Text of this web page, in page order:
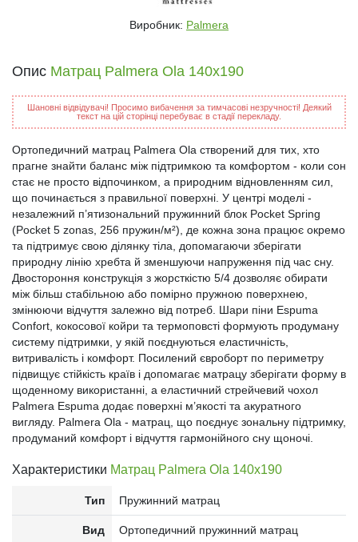
Виробник: Palmera
Опис Матрац Palmera Ola 140x190
Шановні відвідувачі! Просимо вибачення за тимчасові незручності! Деякий
текст на цій сторінці перебуває в стадії перекладу.
Ортопедичний матрац Palmera Ola створений для тих, хто
прагне знайти баланс між підтримкою та комфортом - коли сон
стає не просто відпочинком, а природним відновленням сил,
що починається з правильної поверхні. У центрі моделі -
незалежний п’ятизональний пружинний блок Pocket Spring
(Pocket 5 zonas, 256 пружин/м²), де кожна зона працює окремо
та підтримує свою ділянку тіла, допомагаючи зберігати
природну лінію хребта й зменшуючи напруження під час сну.
Двостороння конструкція з жорсткістю 5/4 дозволяє обирати
між більш стабільною або помірно пружною поверхнею,
змінюючи відчуття залежно від потреб. Шари піни Espuma
Confort, кокосової койри та термоповсті формують продуману
систему підтримки, у якій поєднуються еластичність,
витривалість і комфорт. Посилений євроборт по периметру
підвищує стійкість країв і допомагає матрацу зберігати форму в
щоденному використанні, а еластичний стрейчевий чохол
Palmera Espuma додає поверхні м’якості та акуратного
вигляду. Palmera Ola - матрац, що поєднує зональну підтримку,
продуманий комфорт і відчуття гармонійного сну щоночі.
Характеристики Матрац Palmera Ola 140x190
Тип Пружинний матрац
Вид Ортопедичний пружинний матрац